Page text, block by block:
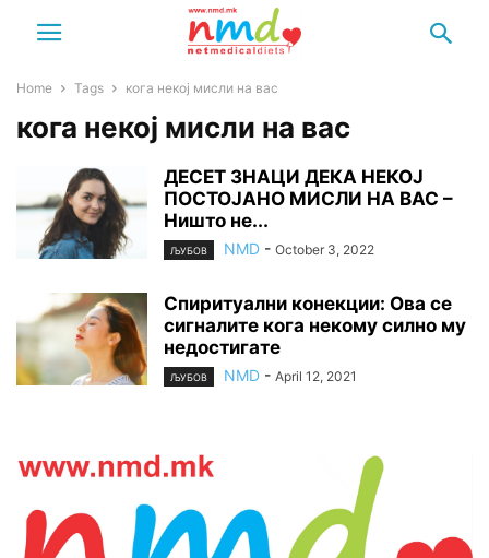
Home Tags кога некој мисли на вас
кога некој мисли на вас
ДЕСЕТ ЗНАЦИ ДЕКА НЕКОЈ
ПОСТОЈАНО МИСЛИ НА ВАС –
Ништо не...
ЉУБОВ NMD - October 3, 2022
Спиритуални конекции: Ова се
сигналите кога некому силно му
недостигате
ЉУБОВ NMD - April 12, 2021